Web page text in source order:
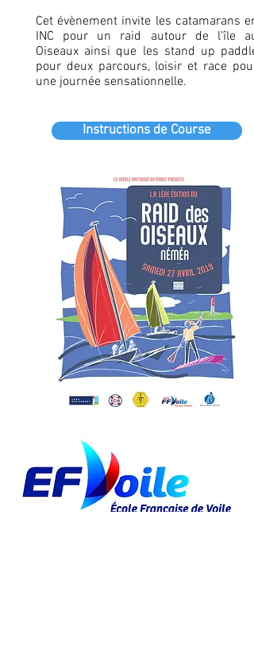
Cet évènement invite les catamarans en
INC pour un raid autour de l'île au
Oiseaux ainsi que les stand up paddle
pour deux parcours, loisir et race pour
une journée sensationnelle.
Instructions de Course